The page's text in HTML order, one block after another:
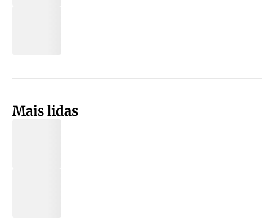
Mais lidas